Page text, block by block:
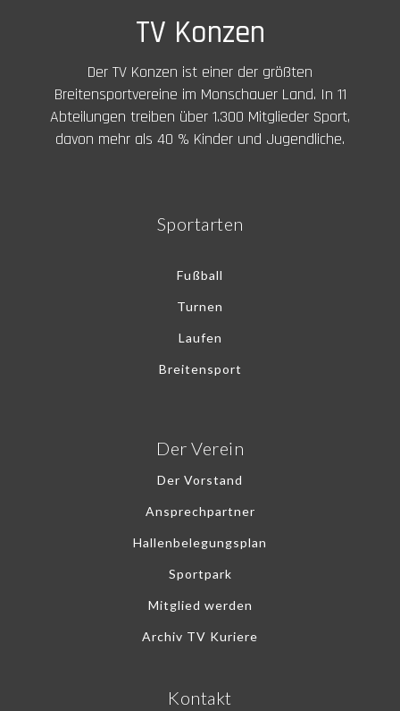
TV Konzen
Der TV Konzen ist einer der größten
Breitensportvereine im Monschauer Land. In 11
Abteilungen treiben über 1.300 Mitglieder Sport,
davon mehr als 40 % Kinder und Jugendliche.
Sportarten
Fußball
Turnen
Laufen
Breitensport
Der Verein
Der Vorstand
Ansprechpartner
Hallenbelegungsplan
Sportpark
Mitglied werden
Archiv TV Kuriere
Kontakt